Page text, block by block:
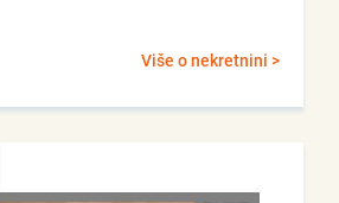
Više o nekretnini >